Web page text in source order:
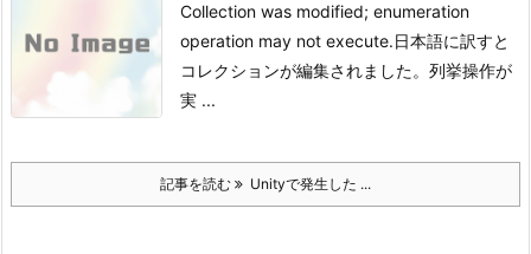
Collection was modified; enumeration
operation may not execute.日本語に訳すと
コレクションが編集されました。列挙操作が
実 ...
記事を読む Unityで発生した ...